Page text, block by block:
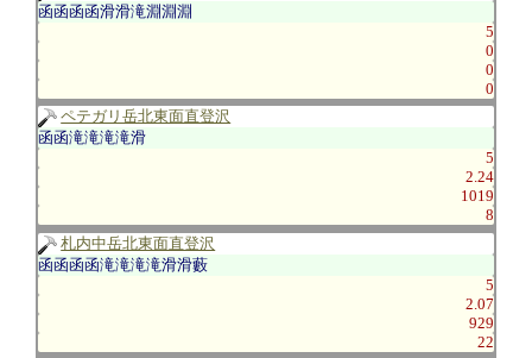
函函函函滑滑滝淵淵淵
5
0
0
0
ペテガリ岳北東面直登沢
函函滝滝滝滝滑
5
2.24
1019
8
札内中岳北東面直登沢
函函函函滝滝滝滝滑滑藪
5
2.07
929
22